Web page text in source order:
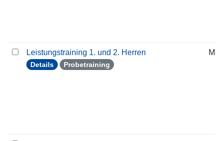
Leistungstraining 1. und 2. Herren
Details Probetraining